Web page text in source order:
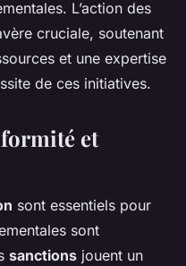
L’action des
cruciale, soutenant
et une expertise
de ces initiatives.
et
sont essentiels pour
sont
sanctions jouent un